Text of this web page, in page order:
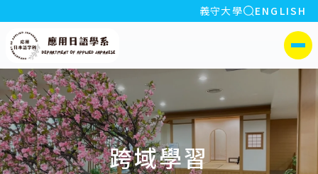
:::
義守大學 全站搜索
ENGLISH
側選單
跨域學習